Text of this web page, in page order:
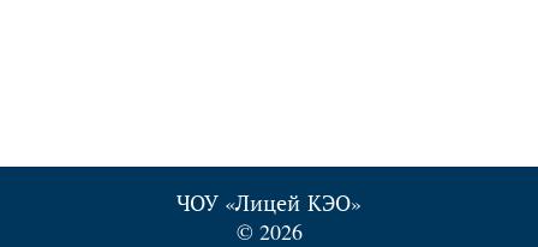
ЧОУ «Лицей КЭО»
© 2026